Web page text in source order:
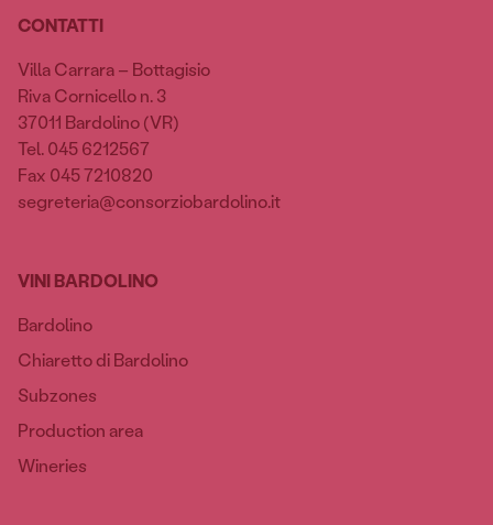
CONTATTI
Villa Carrara – Bottagisio
Riva Cornicello n. 3
37011 Bardolino (VR)
Tel. 045 6212567
Fax 045 7210820
segreteria@consorziobardolino.it
VINI BARDOLINO
Bardolino
Chiaretto di Bardolino
Subzones
Production area
Wineries